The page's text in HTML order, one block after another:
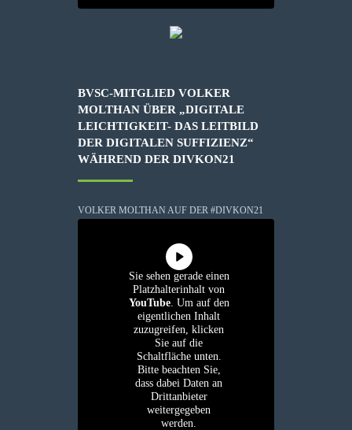
BVSC-MITGLIED VOLKER
MOLTHAN ÜBER „DIGITALE
LEICHTIGKEIT- DAS LEITBILD
DER DIGITALEN SUFFIZIENZ“
WÄHREND DER DIVKON21
VOLKER MOLTHAN AUF DER #DIVKON21
Sie sehen gerade einen
Platzhalterinhalt von
YouTube. Um auf den
eigentlichen Inhalt
zuzugreifen, klicken
Sie auf die
Schaltfläche unten.
Bitte beachten Sie,
dass dabei Daten an
Drittanbieter
weitergegeben
werden.